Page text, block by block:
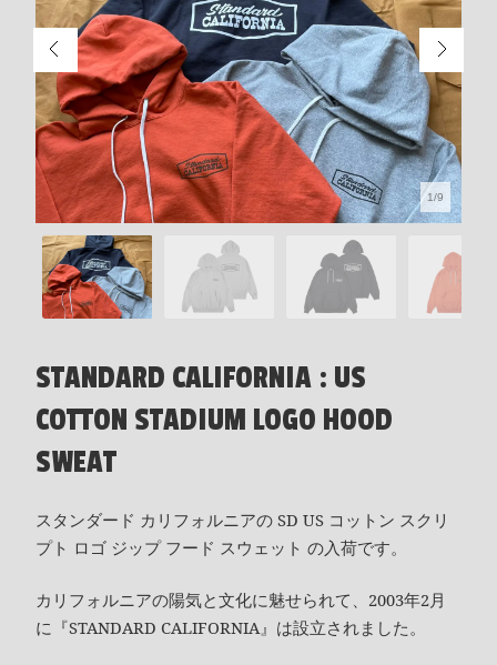
1/9
STANDARD CALIFORNIA : US
COTTON STADIUM LOGO HOOD
SWEAT
スタンダード カリフォルニアの SD US コットン スクリ
プト ロゴ ジップ フード スウェット の入荷です。
カリフォルニアの陽気と文化に魅せられて、2003年2月
に『STANDARD CALIFORNIA』は設立されました。